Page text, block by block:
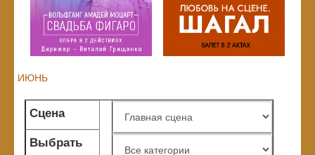
ИЮНЬ
Сцена
Выбрать